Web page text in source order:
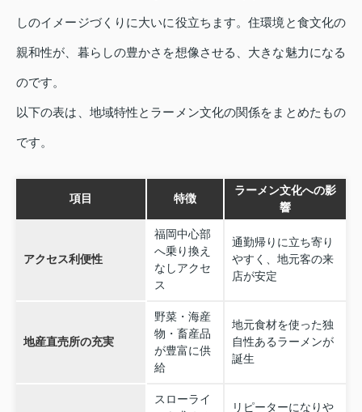
しのイメージづくりに大いに役立ちます。住環境と食文化の
親和性が、暮らしの豊かさを想像させる、大きな魅力になる
のです。
以下の表は、地域特性とラーメン文化の関係をまとめたもの
です。
項目 特徴
ラーメン文化への影
響
アクセス利便性
福岡中心部
へ乗り換え
なしアクセ
ス
通勤帰りに立ち寄り
やすく、地元客の来
店が安定
地産直売所の充実
野菜・海産
物・畜産品
が豊富に供
給
地元食材を使った独
自性あるラーメンが
誕生
スローライ
リピーターになりや